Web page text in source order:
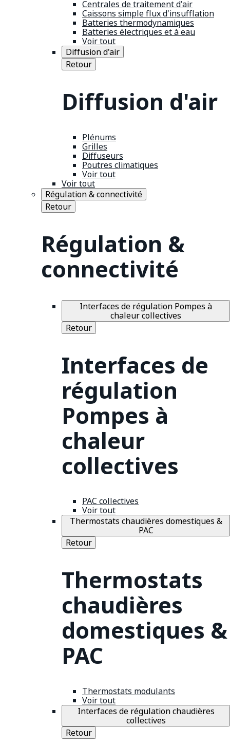
Centrales de traitement d'air
Caissons simple flux d'insufflation
Batteries thermodynamiques
Batteries électriques et à eau
Voir tout
Diffusion d'air
Retour
Diffusion d'air
Plénums
Grilles
Diffuseurs
Poutres climatiques
Voir tout
Voir tout
Régulation & connectivité
Retour
Régulation &
connectivité
Interfaces de régulation Pompes à
chaleur collectives
Retour
Interfaces de
régulation
Pompes à
chaleur
collectives
PAC collectives
Voir tout
Thermostats chaudières domestiques &
PAC
Retour
Thermostats
chaudières
domestiques &
PAC
Thermostats modulants
Voir tout
Interfaces de régulation chaudières
collectives
Retour